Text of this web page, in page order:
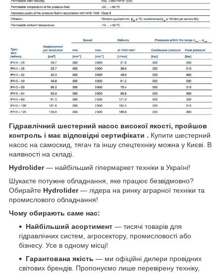
Гідравлічний шестерний насос високої якості, пройшов
контроль і має відповідні сертифікати . Купити шестерний
насос на самоскид, тягач та іншу спецтехніку можна у Києві. В
наявності на складі.
Hydrolider— найбільший гіпермаркет техніки в Україні!
Шукаєте потужне обладнання, яке працює безвідмовно?
Обирайте Hydrolider— лідера на ринку аграрної техніки та
промислового обладнання!
Чому обирають саме нас:
Найбільший асортимент — тисячі товарів для
гідравлічних систем, агросектору, промисловості або
бізнесу. Усе в одному місці!
Гарантована якість — ми офіційні дилери провідних
світових брендів. Пропонуємо лише перевірену техніку,